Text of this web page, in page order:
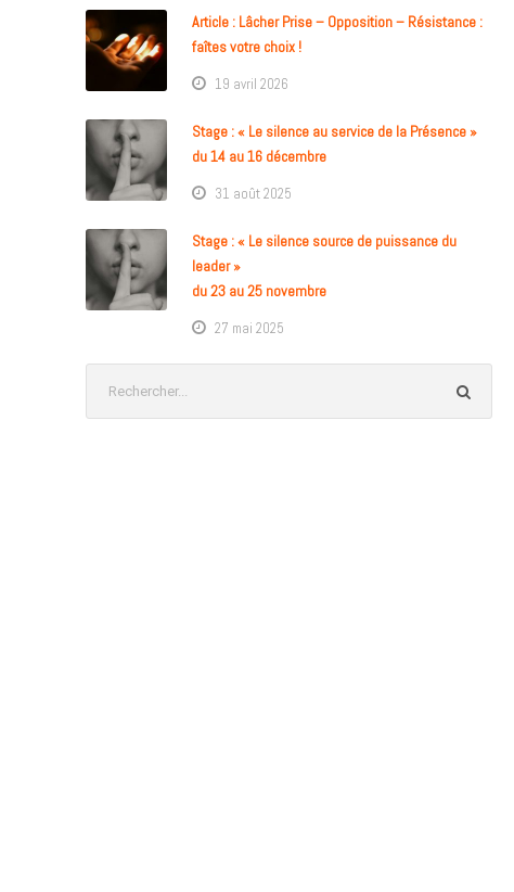
Article : Lâcher Prise – Opposition – Résistance :
faîtes votre choix !
19 avril 2026
Stage : « Le silence au service de la Présence »
du 14 au 16 décembre
31 août 2025
Stage : « Le silence source de puissance du
leader »
du 23 au 25 novembre
27 mai 2025